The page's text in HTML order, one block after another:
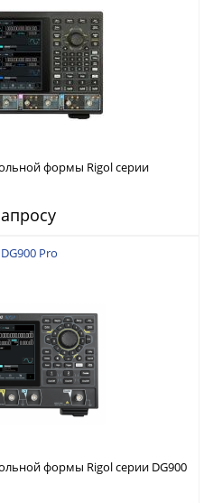
формы Rigol серии
Pro
формы Rigol серии DG900
МГц